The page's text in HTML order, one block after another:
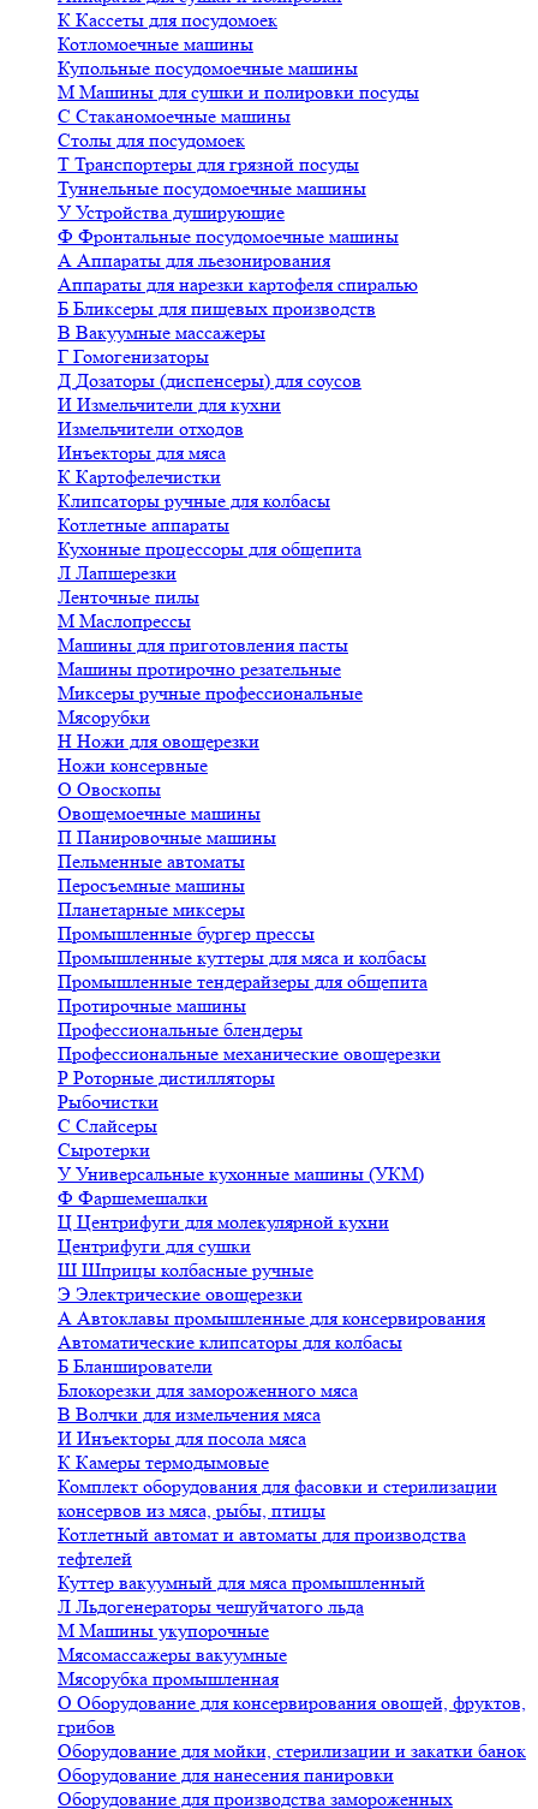
К Кассеты для посудомоек
Котломоечные машины
Купольные посудомоечные машины
М Машины для сушки и полировки посуды
С Стаканомоечные машины
Столы для посудомоек
Т Транспортеры для грязной посуды
Туннельные посудомоечные машины
У Устройства душирующие
Ф Фронтальные посудомоечные машины
А Аппараты для льезонирования
Аппараты для нарезки картофеля спиралью
Б Бликсеры для пищевых производств
В Вакуумные массажеры
Г Гомогенизаторы
Д Дозаторы (диспенсеры) для соусов
И Измельчители для кухни
Измельчители отходов
Инъекторы для мяса
К Картофелечистки
Клипсаторы ручные для колбасы
Котлетные аппараты
Кухонные процессоры для общепита
Л Лапшерезки
Ленточные пилы
М Маслопрессы
Машины для приготовления пасты
Машины протирочно резательные
Миксеры ручные профессиональные
Мясорубки
Н Ножи для овощерезки
Ножи консервные
О Овоскопы
Овощемоечные машины
П Панировочные машины
Пельменные автоматы
Перосъемные машины
Планетарные миксеры
Промышленные бургер прессы
Промышленные куттеры для мяса и колбасы
Промышленные тендерайзеры для общепита
Протирочные машины
Профессиональные блендеры
Профессиональные механические овощерезки
Р Роторные дистилляторы
Рыбочистки
С Слайсеры
Сыротерки
У Универсальные кухонные машины (УКМ)
Ф Фаршемешалки
Ц Центрифуги для молекулярной кухни
Центрифуги для сушки
Ш Шприцы колбасные ручные
Э Электрические овощерезки
А Автоклавы промышленные для консервирования
Автоматические клипсаторы для колбасы
Б Бланширователи
Блокорезки для замороженного мяса
В Волчки для измельчения мяса
И Инъекторы для посола мяса
К Камеры термодымовые
Комплект оборудования для фасовки и стерилизации
консервов из мяса, рыбы, птицы
Котлетный автомат и автоматы для производства
тефтелей
Куттер вакуумный для мяса промышленный
Л Льдогенераторы чешуйчатого льда
М Машины укупорочные
Мясомассажеры вакуумные
Мясорубка промышленная
О Оборудование для консервирования овощей, фруктов,
грибов
Оборудование для мойки, стерилизации и закатки банок
Оборудование для нанесения панировки
Оборудование для производства замороженных